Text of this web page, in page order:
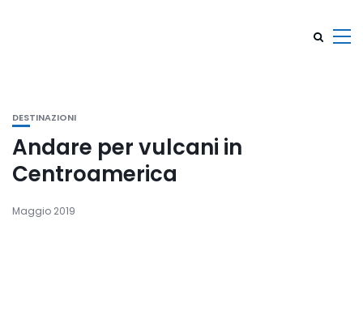
DESTINAZIONI
Andare per vulcani in
Centroamerica
Maggio 2019